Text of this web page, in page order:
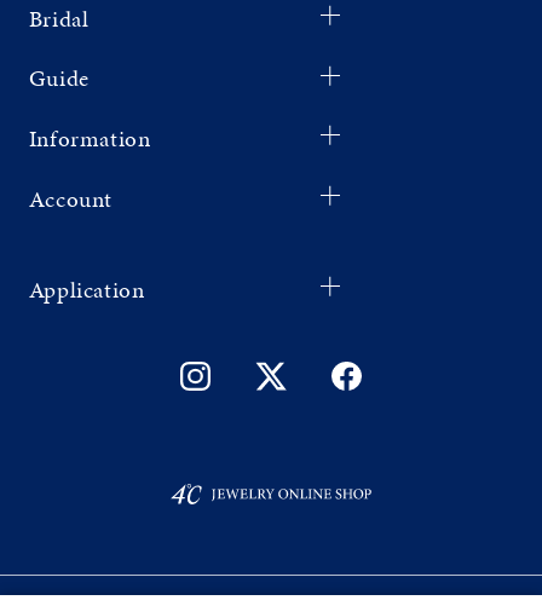
Bridal
Guide
Information
Account
Application